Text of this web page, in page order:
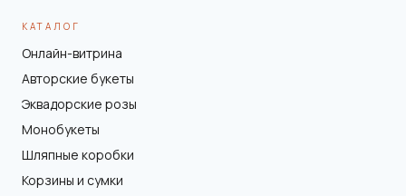
КАТАЛОГ
Онлайн-витрина
Авторские букеты
Эквадорские розы
Монобукеты
Шляпные коробки
Корзины и сумки